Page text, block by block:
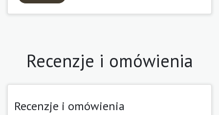
Recenzje i omówienia
Recenzje i omówienia